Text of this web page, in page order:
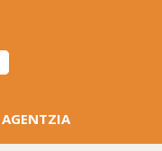
AGENTZIA